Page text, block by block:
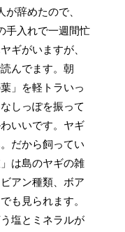
辞めたので、
手入れで一週間忙
ギがいますが、
んでます。朝
」を軽トラいっ
しっぽを振って
いいです。ヤギ
だから飼ってい
は島のヤギの雑
アン種類、ボア
も見られます。
塩とミネラルが